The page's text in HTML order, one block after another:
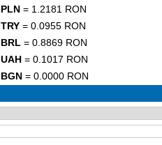
PLN = 1.2181 RON
TRY = 0.0955 RON
BRL = 0.8869 RON
UAH = 0.1017 RON
BGN = 0.0000 RON